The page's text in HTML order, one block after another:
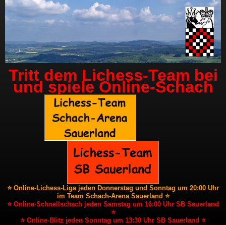
Tritt dem Lichess-Team bei
und spiele Online-Schach
⭐ Online-Lichess-Liga jeden Donnerstag und Sonntag um 20:00 Uhr
im Team Schach-Arena Sauerland ⭐
⭐ Online-Schnellschach jeden Samstag um 16:00 Uhr SB Sauerland
⭐
⭐ Online-Blitz jeden Sonntag um 13:30 Uhr SB Sauerland ⭐